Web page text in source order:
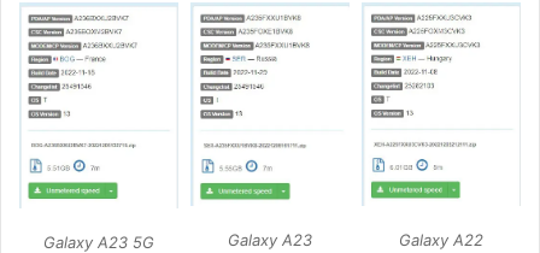
Galaxy A22
Galaxy A23
Galaxy A23 5G